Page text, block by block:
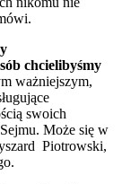
chcielibyśmy
ważniejszym,
swoich
Może się w
Piotrowski,